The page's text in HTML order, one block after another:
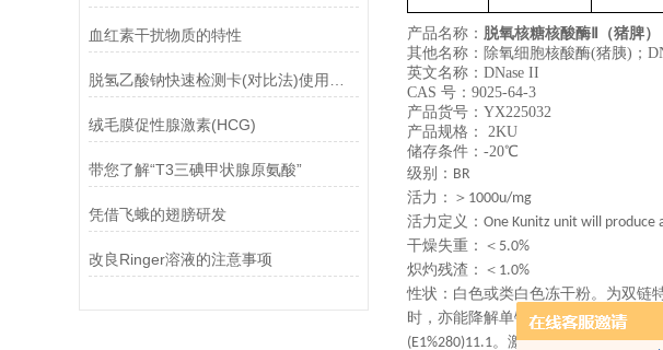
血红素干扰物质的特性
绒毛膜促性腺激素(HCG)
带您了解“T3三碘甲状腺原氨酸”
凭借飞蛾的翅膀研发
改良Ringer溶液的注意事项
产品名称： 脱氧核糖核酸酶Ⅱ（猪脾）
其他名称：除氧细胞核酸酶(猪胰)；
英文名称：DNase II
CAS 号：9025-64-3
产品货号：YX225032
产品规格： 2KU
储存条件：-20℃
级别： BR
活力：＞ 1000u/mg
活力定义： One Kunitz unit will
干燥失重：＜ 5.0%
炽灼残渣：＜ 1.0%
性状：白色或类白色冻干粉。为双链
时，亦能降解单链 DNA。溶于水，微溶
(E1%280)11.1。激活剂为二价金属离